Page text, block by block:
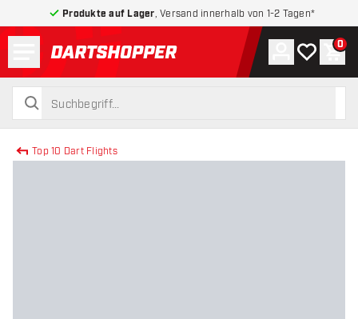
Produkte auf Lager , Versand innerhalb von 1-2 Tagen*
zurück zur Startseite
suchen
suchen
Konto
Meine 0
Top 10 Dart Flights